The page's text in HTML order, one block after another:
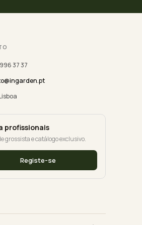
37 37
profissionais
grossista e catálogo exclusivo.
Registe-se